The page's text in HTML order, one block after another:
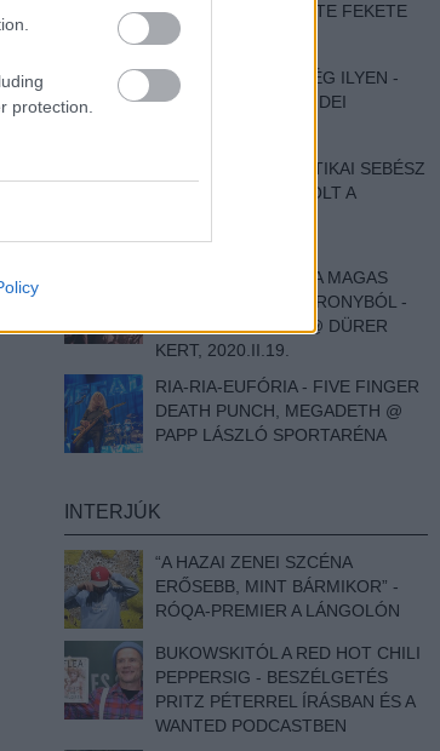
protection.
VOLT A VÍRUS SZÜLTE FEKETE
ZAJ FESZTIVÁL
SOHA NEM VOLT MÉG ILYEN -
BESZÁMOLÓNK AZ IDEI
EGY HALLÁSPLASZTIKAI SEBÉSZ
NAPLÓJA - ILYEN VOLT A
DOKUMENTUMFILM
MÉLY FÉRFIBÁNAT A MAGAS
ELEFÁNTCSONTTORONYBÓL -
LEPROUS, KLONE @ DÜRER
KERT, 2020.II.19.
RIA-RIA-EUFÓRIA - FIVE FINGER
DEATH PUNCH, MEGADETH @
PAPP LÁSZLÓ SPORTARÉNA
INTERJÚK
“A HAZAI ZENEI SZCÉNA
ERŐSEBB, MINT BÁRMIKOR” -
RÓQA-PREMIER A LÁNGOLÓN
BUKOWSKITÓL A RED HOT CHILI
PEPPERSIG - BESZÉLGETÉS
PRITZ PÉTERREL ÍRÁSBAN ÉS A
WANTED PODCASTBEN